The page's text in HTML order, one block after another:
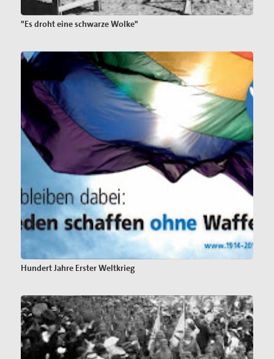
"Es droht eine schwarze Wolke"
Hundert Jahre Erster Weltkrieg